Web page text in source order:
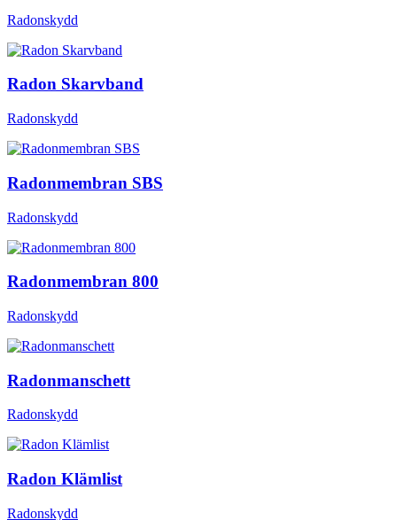
Radonskydd
Radon Skarvband
Radonskydd
Radonmembran SBS
Radonskydd
Radonmembran 800
Radonskydd
Radonmanschett
Radonskydd
Radon Klämlist
Radonskydd